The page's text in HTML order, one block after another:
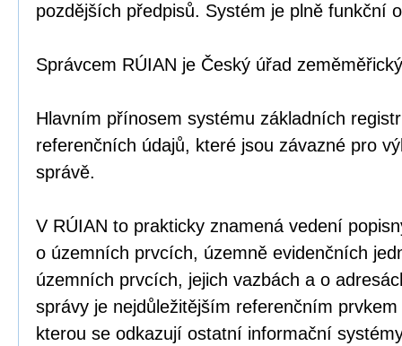
pozdějších předpisů. Systém je plně funkční
Správcem RÚIAN je Český úřad
Hlavním přínosem systému základních
referenčních údajů, které jsou závazné pro
správě.
V RÚIAN to prakticky znamená vedení
o územních prvcích, územně evidenčních
územních prvcích, jejich vazbách a o
správy je nejdůležitějším referenčním
kterou se odkazují ostatní informační